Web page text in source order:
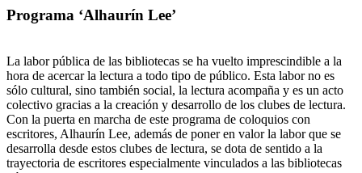
Programa ‘Alhaurín Lee’
La labor pública de las bibliotecas se ha vuelto imprescindible a la
hora de acercar la lectura a todo tipo de público. Esta labor no es
sólo cultural, sino también social, la lectura acompaña y es un acto
colectivo gracias a la creación y desarrollo de los clubes de lectura.
Con la puerta en marcha de este programa de coloquios con
escritores, Alhaurín Lee, además de poner en valor la labor que se
desarrolla desde estos clubes de lectura, se dota de sentido a la
trayectoria de escritores especialmente vinculados a las bibliotecas